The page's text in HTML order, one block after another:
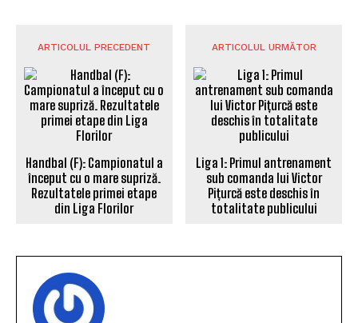
ARTICOLUL PRECEDENT
Handbal (F): Campionatul a
început cu o mare supriză.
Rezultatele primei etape
din Liga Florilor
ARTICOLUL URMĂTOR
Liga 1: Primul antrenament
sub comanda lui Victor
Pițurcă este deschis în
totalitate publicului